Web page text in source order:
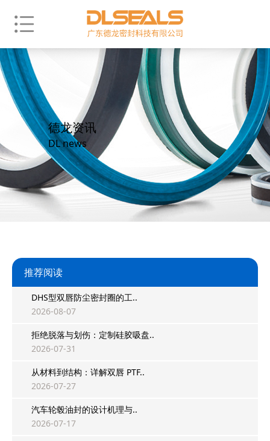
德龙资讯
DL news
推荐阅读
DHS型双唇防尘密封圈的工..
2026-08-07
拒绝脱落与划伤：定制硅胶吸盘..
2026-07-31
从材料到结构：详解双唇 PTF..
2026-07-27
汽车轮毂油封的设计机理与..
2026-07-17